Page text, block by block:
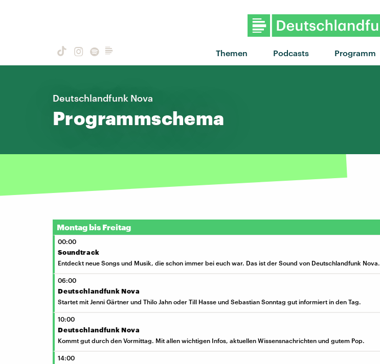
Themen Podcasts Programm
Deutschlandfunk Nova
Programmschema
Montag bis Freitag
00:00
Soundtrack
Entdeckt neue Songs und Musik, die schon immer bei euch war. Das ist der Sound von Deutschlandfunk Nova.
06:00
Deutschlandfunk Nova
Startet mit Jenni Gärtner und Thilo Jahn oder Till Hasse und Sebastian Sonntag gut informiert in den Tag.
10:00
Deutschlandfunk Nova
Kommt gut durch den Vormittag. Mit allen wichtigen Infos, aktuellen Wissensnachrichten und gutem Pop.
14:00